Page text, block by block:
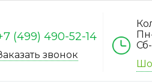
(499) 490-52-14
звонок